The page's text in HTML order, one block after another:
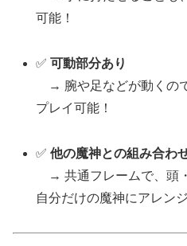
可能！
✅可動部分あり
→ 腕や足などが動くの
プレイ可能！
✅他の魔神との組み合わ
→ 共通フレームで、頭
自分だけの魔神にアレン